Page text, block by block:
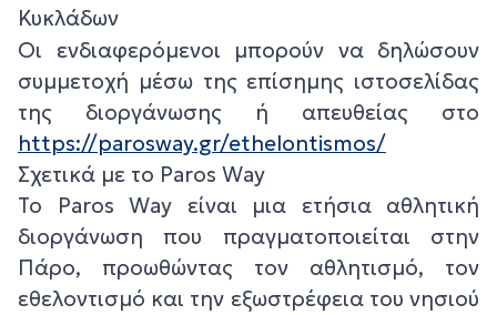
Κυκλάδων
Οι ενδιαφερόμενοι μπορούν να δηλώσουν
συμμετοχή μέσω της επίσημης ιστοσελίδας
της διοργάνωσης ή απευθείας στο
https://parosway.gr/ethelontismos/
Σχετικά με το Paros Way
Το Paros Way είναι μια ετήσια αθλητική
διοργάνωση που πραγματοποιείται στην
Πάρο, προωθώντας τον αθλητισμό, τον
εθελοντισμό και την εξωστρέφεια του νησιού